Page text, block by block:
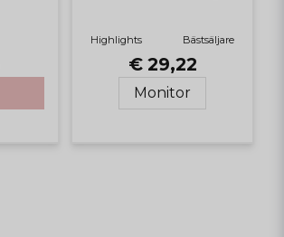
Highlights Bästsäljare
€ 29,22
Monitor